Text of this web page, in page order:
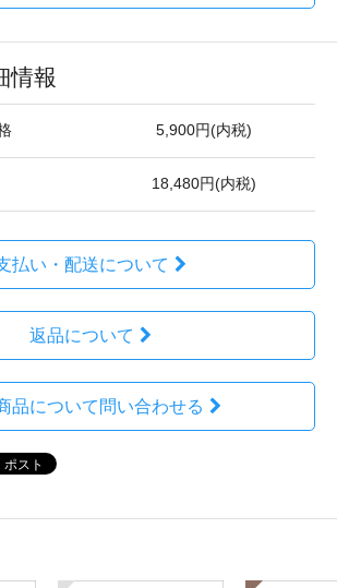
情報
5,900円(内税)
18,480円(内税)
払い・配送について
返品について
品について問い合わせる